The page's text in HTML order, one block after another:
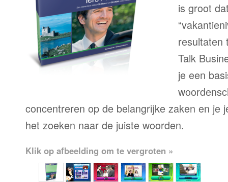
is groot
resultaten
Talk
je een
concentreren op de belangrijke zaken en je
het zoeken naar de juiste woorden.
Klik op afbeelding om te vergroten »